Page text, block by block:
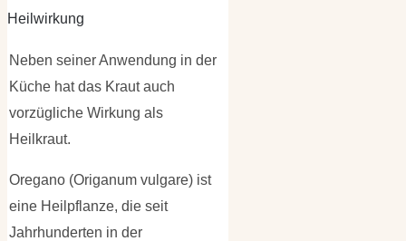
Heilwirkung
Neben seiner Anwendung in der
Küche hat das Kraut auch
vorzügliche Wirkung als
Heilkraut.
Oregano (Origanum vulgare) ist
eine Heilpflanze, die seit
Jahrhunderten in der